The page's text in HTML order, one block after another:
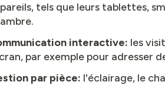
tels que leurs tablettes,
interactive: les
par exemple pour adresser
par pièce: l'éclairage, le